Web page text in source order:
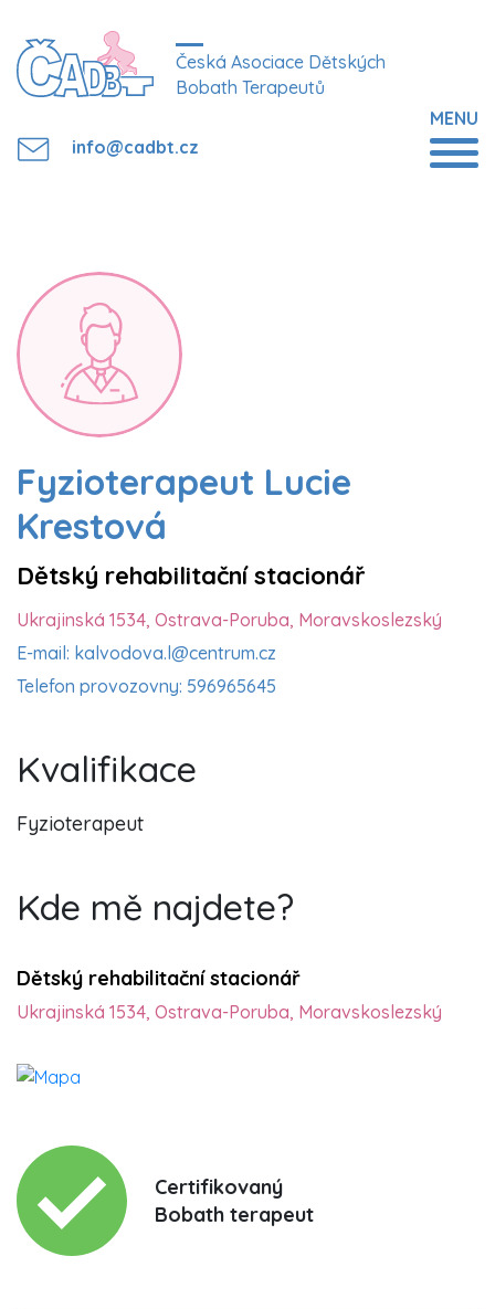
Česká Asociace Dětských
Bobath Terapeutů
info@cadbt.cz
MENU
Fyzioterapeut Lucie
Krestová
Dětský rehabilitační stacionář
Ukrajinská 1534, Ostrava-Poruba, Moravskoslezský
E-mail: kalvodova.l@centrum.cz
Telefon provozovny: 596965645
Kvalifikace
Fyzioterapeut
Kde mě najdete?
Dětský rehabilitační stacionář
Ukrajinská 1534, Ostrava-Poruba, Moravskoslezský
Certifikovaný
Bobath terapeut